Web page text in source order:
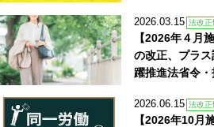
2026.03.15 法改正
【2026年４月
の改正、プラ
躍推進法省令
2026.06.15 法改正
【2026年10月